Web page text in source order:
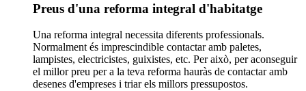
Preus d'una reforma integral d'habitatge
Una reforma integral necessita diferents professionals.
Normalment és imprescindible contactar amb paletes,
lampistes, electricistes, guixistes, etc. Per això, per aconseguir
el millor preu per a la teva reforma hauràs de contactar amb
desenes d'empreses i triar els millors pressupostos.